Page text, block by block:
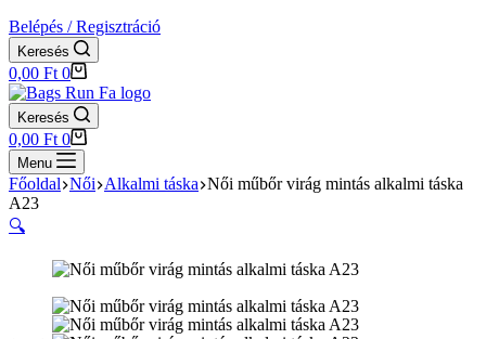
Belépés / Regisztráció
Keresés
Shopping
cart
0,00 Ft 0
Keresés
Shopping
cart
0,00 Ft 0
Menu
Főoldal Női Alkalmi táska Női műbőr virág mintás alkalmi táska
A23
🔍